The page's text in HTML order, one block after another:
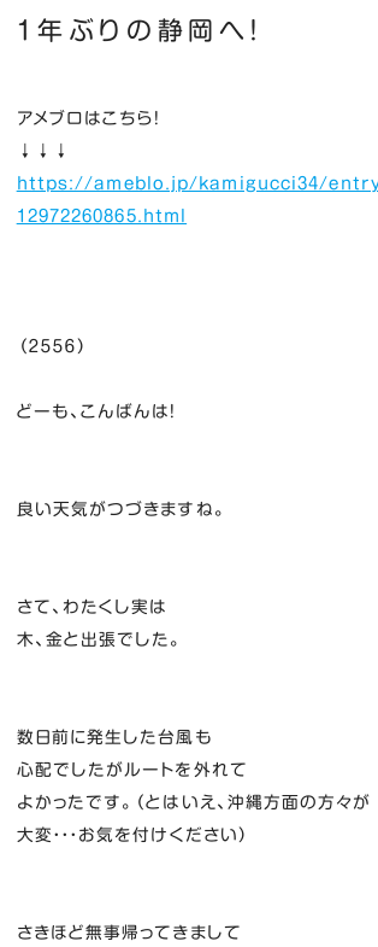
１年ぶりの静岡へ！
アメブロはこちら！
↓↓↓
https://ameblo.jp/kamigucci34/
12972260865.html
（２５５６）
どーも、こんばんは！
良い天気がつづきますね。
さて、わたくし実は
木、金と出張でした。
数日前に発生した台風も
心配でしたがルートを外れて
よかったです。（とはいえ、沖縄方面の方々が
大変・・・お気を付けください）
さきほど無事帰ってきまして